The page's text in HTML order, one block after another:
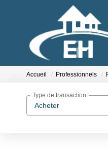
Accueil Professionnels
Acheter
Type de transaction